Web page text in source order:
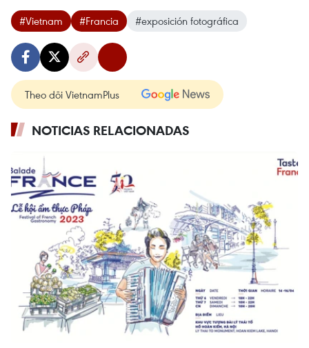
#Vietnam #Francia #exposición fotográfica
Theo dõi VietnamPlus
NOTICIAS RELACIONADAS